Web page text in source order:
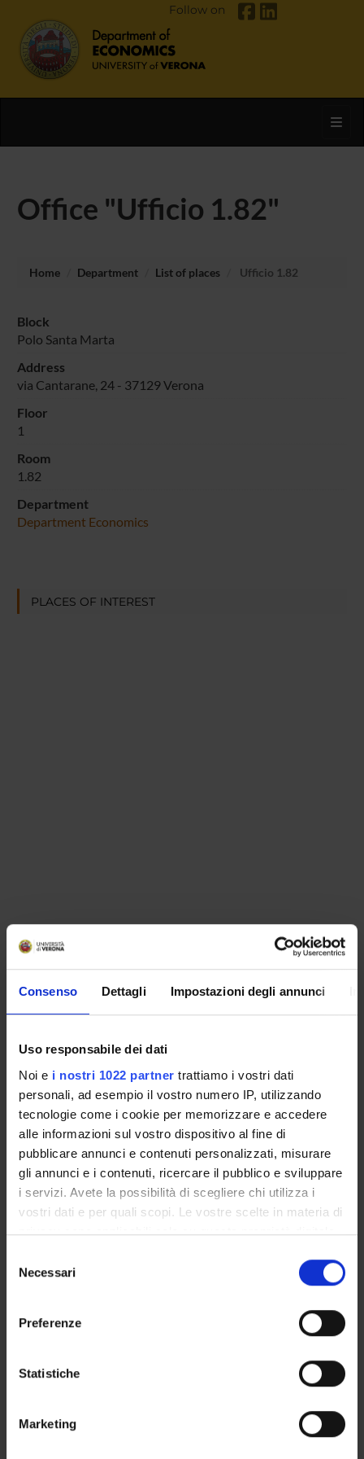
Consenso Dettagli Impostazioni degli annunci
Uso responsabile dei dati
Noi e i nostri 1022 partner trattiamo i vostri dati
personali, ad esempio il vostro numero IP, utilizzando
tecnologie come i cookie per memorizzare e accedere
alle informazioni sul vostro dispositivo al fine di
pubblicare annunci e contenuti personalizzati, misurare
gli annunci e i contenuti, ricercare il pubblico e sviluppare
i servizi. Avete la possibilità di scegliere chi utilizza i
vostri dati e per quali scopi. Le vostre scelte in materia di
privacy sono applicabili solo su questa proprietà digitale
modificare o revocare il proprio consenso in qualsiasi
momento dalla Dichiarazione sui cookie o facendo clic
raccogliere informazioni sulla tua posizione
geografica, con un'approssimazione di qualche
Identificare il tuo dispositivo, scansionandolo
delNecessari
Preferenze
Statistiche
Marketing
Follow on
Office "Ufficio 1.82"
Home Department List of places Ufficio 1.82
Block
Polo Santa Marta
Address
via Cantarane, 24 - 37129 Verona
Floor
1
Room
1.82
Department
Department Economics
PLACES OF INTEREST
ORGANISATION
DEPARTMENT ADMINISTRATION OFFICES
STUDENT ADMINISTRATION OFFICES
DEPARTMENT FACILITIES
RESEARCH LABORATORIES
RESEARCH CENTRES